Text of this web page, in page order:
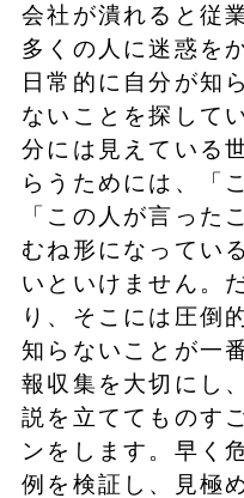
会社が潰れると従
多くの人に迷惑を
日常的に自分が知
ないことを探して
分には見えている
らうためには、「
「この人が言った
むね形になってい
いといけません。
り、そこには圧倒
知らないことが一
報収集を大切にし
説を立ててものす
ンをします。早く
例を検証し、見極